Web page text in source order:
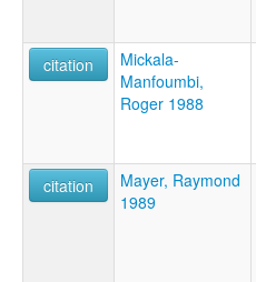
citation
Mickala-
Manfoumbi,
Roger 1988
citation
Mayer, Raymond
1989